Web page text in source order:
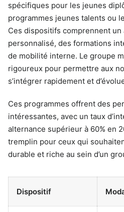
spécifiques pour les jeunes
programmes jeunes talents ou
Ces dispositifs comprennent un
personnalisé, des formations
de mobilité interne. Le groupe
rigoureux pour permettre aux
s’intégrer rapidement et
Ces programmes offrent des
intéressantes, avec un taux
alternance supérieur à 60% en
tremplin pour ceux qui
durable et riche au sein d’un
Dispositif